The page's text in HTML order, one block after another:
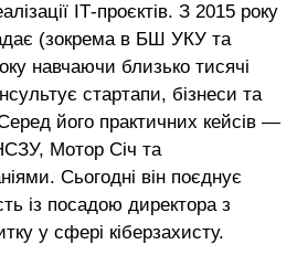
ІТ-проєктів. З 2015 року
(зокрема в БШ УКУ та
навчаючи близько тисячі
стартапи, бізнеси та
Серед його практичних кейсів —
Мотор Січ та
Сьогодні він поєднує
із посадою директора з
у сфері кіберзахисту.